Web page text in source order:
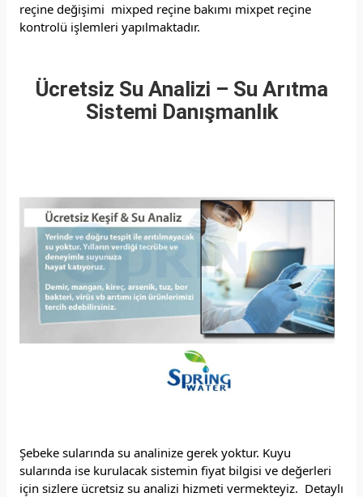
reçine değişimi mixped reçine bakımı mixpet reçine
kontrolü işlemleri yapılmaktadır.
Ücretsiz Su Analizi – Su Arıtma
Sistemi Danışmanlık
Şebeke sularında su analinize gerek yoktur. Kuyu
sularında ise kurulacak sistemin fiyat bilgisi ve değerleri
için sizlere ücretsiz su analizi hizmeti vermekteyiz. Detaylı